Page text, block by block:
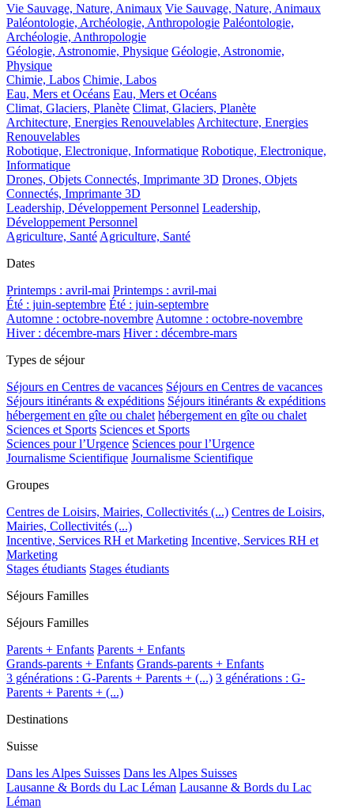
Vie Sauvage, Nature, Animaux Vie Sauvage, Nature, Animaux
Paléontologie, Archéologie, Anthropologie Paléontologie,
Archéologie, Anthropologie
Géologie, Astronomie, Physique Géologie, Astronomie,
Physique
Chimie, Labos Chimie, Labos
Eau, Mers et Océans Eau, Mers et Océans
Climat, Glaciers, Planète Climat, Glaciers, Planète
Architecture, Energies Renouvelables Architecture, Energies
Renouvelables
Robotique, Electronique, Informatique Robotique, Electronique,
Informatique
Drones, Objets Connectés, Imprimante 3D Drones, Objets
Connectés, Imprimante 3D
Leadership, Développement Personnel Leadership,
Développement Personnel
Agriculture, Santé Agriculture, Santé
Dates
Printemps : avril-mai Printemps : avril-mai
Été : juin-septembre Été : juin-septembre
Automne : octobre-novembre Automne : octobre-novembre
Hiver : décembre-mars Hiver : décembre-mars
Types de séjour
Séjours en Centres de vacances Séjours en Centres de vacances
Séjours itinérants & expéditions Séjours itinérants & expéditions
hébergement en gîte ou chalet hébergement en gîte ou chalet
Sciences et Sports Sciences et Sports
Sciences pour l’Urgence Sciences pour l’Urgence
Journalisme Scientifique Journalisme Scientifique
Groupes
Centres de Loisirs, Mairies, Collectivités (...) Centres de Loisirs,
Mairies, Collectivités (...)
Incentive, Services RH et Marketing Incentive, Services RH et
Marketing
Stages étudiants Stages étudiants
Séjours Familles
Séjours Familles
Parents + Enfants Parents + Enfants
Grands-parents + Enfants Grands-parents + Enfants
3 générations : G-Parents + Parents + (...) 3 générations : G-
Parents + Parents + (...)
Destinations
Suisse
Dans les Alpes Suisses Dans les Alpes Suisses
Lausanne & Bords du Lac Léman Lausanne & Bords du Lac
Léman